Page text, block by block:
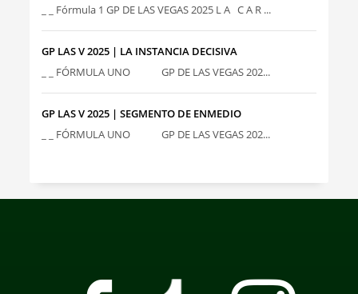
_ _ Fórmula 1 GP DE LAS VEGAS 2025 L A C A R ...
GP LAS V 2025 | LA INSTANCIA DECISIVA
_ _ FÓRMULA UNO GP DE LAS VEGAS 202...
GP LAS V 2025 | SEGMENTO DE ENMEDIO
_ _ FÓRMULA UNO GP DE LAS VEGAS 202...